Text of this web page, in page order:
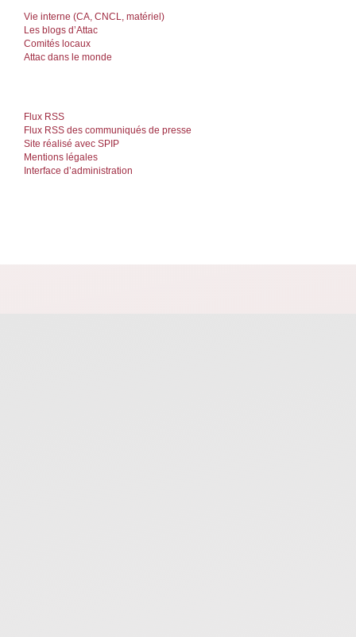
Vie interne (CA, CNCL, matériel)
Les blogs d’Attac
Comités locaux
Attac dans le monde
Flux RSS
Flux RSS des communiqués de presse
Site réalisé avec SPIP
Mentions légales
Interface d’administration